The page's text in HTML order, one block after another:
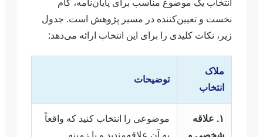
انتخاب یک موضوع مناسب برای پایان‌نامه، گام
نخست و تعیین‌کننده در مسیر پژوهش است. جدول
زیر، نکات کلیدی را برای این انتخاب ارائه می‌دهد:
ملاک
انتخاب
توضیحات
۱. علاقه
شخصی و
موضوعی را انتخاب کنید که واقعاً
به آن علاقه‌مندید و با زمینه